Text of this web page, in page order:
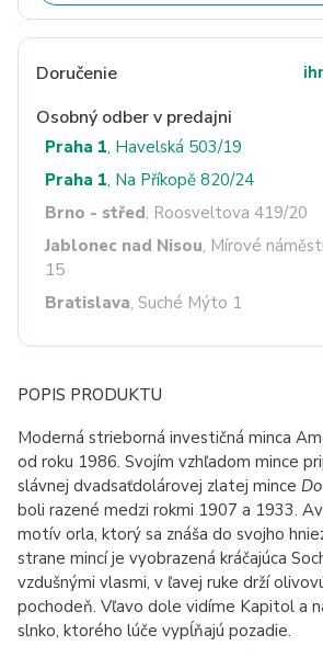
Doručenie
Osobný odber v predajni
Praha 1, Havelská 503/19
Praha 1, Na Příkopě 820/24
Brno - střed, Roosveltova 419/20
Jablonec nad Nisou, Mírové
15
Bratislava, Suché Mýto 1
POPIS PRODUKTU
Moderná strieborná investičná minca
od roku 1986. Svojím vzhľadom mince
slávnej dvadsaťdolárovej zlatej mince
boli razené medzi rokmi 1907 a 1933.
motív orla, ktorý sa znáša do svojho
strane mincí je vyobrazená kráčajúca
vzdušnými vlasmi, v ľavej ruke drží
pochodeň. Vľavo dole vidíme Kapitol a
slnko, ktorého lúče vypĺňajú pozadie.